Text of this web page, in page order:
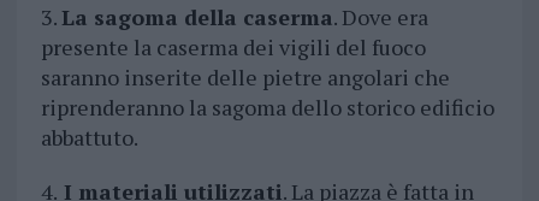
3.La sagoma della caserma. Dove era
presente la caserma dei vigili del fuoco
saranno inserite delle pietre angolari che
riprenderanno la sagoma dello storico edificio
abbattuto.
4. I materiali utilizzati. La piazza è fatta in